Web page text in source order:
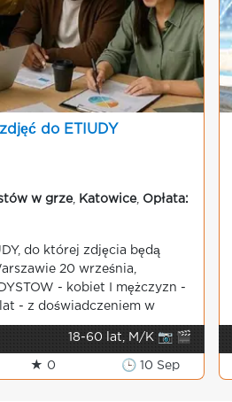
do ETIUDY
w grze, Katowice, Opłata:
do której zdjęcia będą
20 września,
- kobiet I mężczyzn -
- z doświadczeniem w
18-60 lat, M/K 📷 🎬
★ 0 🕒 10 Sep